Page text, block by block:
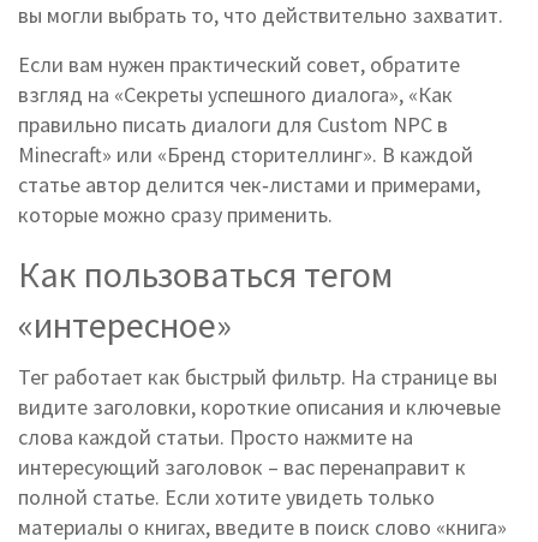
вы могли выбрать то, что действительно захватит.
Если вам нужен практический совет, обратите
взгляд на «Секреты успешного диалога», «Как
правильно писать диалоги для Custom NPC в
Minecraft» или «Бренд сторителлинг». В каждой
статье автор делится чек‑листами и примерами,
которые можно сразу применить.
Как пользоваться тегом
«интересное»
Тег работает как быстрый фильтр. На странице вы
видите заголовки, короткие описания и ключевые
слова каждой статьи. Просто нажмите на
интересующий заголовок – вас перенаправит к
полной статье. Если хотите увидеть только
материалы о книгах, введите в поиск слово «книга»